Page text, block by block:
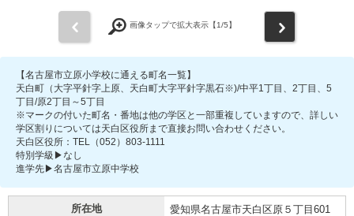
画像タップで拡大表示【1/5】
【名古屋市立原小学校に通える町名一覧】
天白町（大字平針字上原、天白町大字平針字黒石※)/中平1丁目、2丁目、5
丁目/原2丁目～5丁目
※マークの付いた町名・番地は他の学区と一部重複していますので、詳しい
学区割りについては天白区役所まで直接お問い合わせください。
天白区役所：TEL（052）803-1111
特別学級▶なし
進学先▶名古屋市立原中学校
所在地 愛知県名古屋市天白区原５丁目601